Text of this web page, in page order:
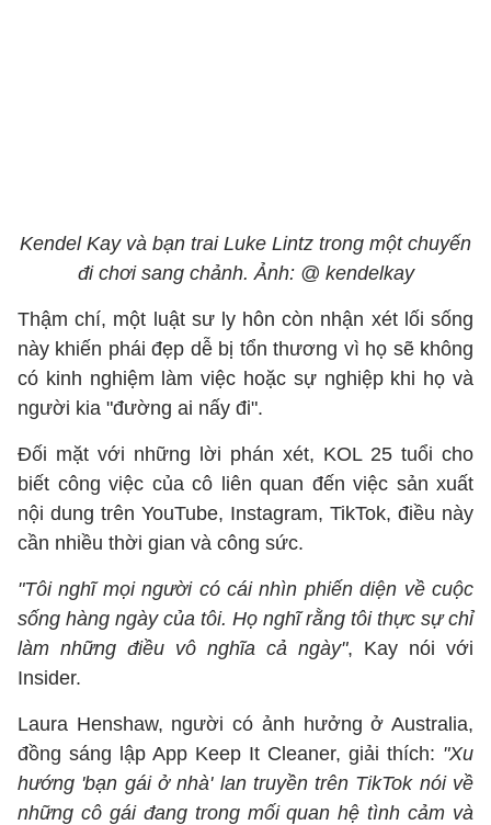
Kendel Kay và bạn trai Luke Lintz trong một chuyến
đi chơi sang chảnh. Ảnh: @ kendelkay
Thậm chí, một luật sư ly hôn còn nhận xét lối sống
này khiến phái đẹp dễ bị tổn thương vì họ sẽ không
có kinh nghiệm làm việc hoặc sự nghiệp khi họ và
người kia "đường ai nấy đi".
Đối mặt với những lời phán xét, KOL 25 tuổi cho
biết công việc của cô liên quan đến việc sản xuất
nội dung trên YouTube, Instagram, TikTok, điều này
cần nhiều thời gian và công sức.
"Tôi nghĩ mọi người có cái nhìn phiến diện về cuộc
sống hàng ngày của tôi. Họ nghĩ rằng tôi thực sự chỉ
làm những điều vô nghĩa cả ngày", Kay nói với
Insider.
Laura Henshaw, người có ảnh hưởng ở Australia,
đồng sáng lập App Keep It Cleaner, giải thích: "Xu
hướng 'bạn gái ở nhà' lan truyền trên TikTok nói về
những cô gái đang trong mối quan hệ tình cảm và